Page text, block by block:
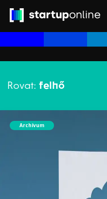
Rovat: felhő
Archívum